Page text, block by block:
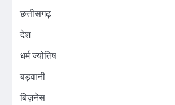
छत्तीसगढ़
देश
धर्म ज्योतिष
बड़वानी
बिज़नेस